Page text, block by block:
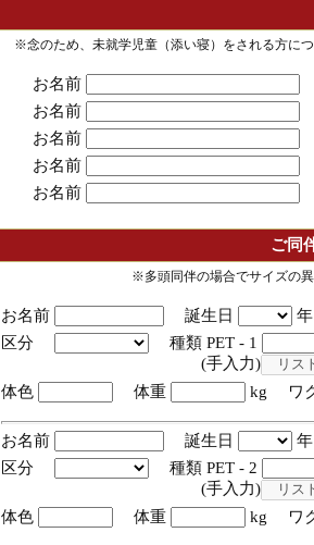
※念のため、未就学児童（添い寝）をされる方に
お名前
お名前
お名前
お名前
お名前
ご同
※多頭同伴の場合でサイズの
お名前 誕生日
区分
種類 PET - 1
(手入力)
体色
体重 kg ワ
お名前 誕生日
区分
種類 PET - 2
(手入力)
体色
体重 kg ワ